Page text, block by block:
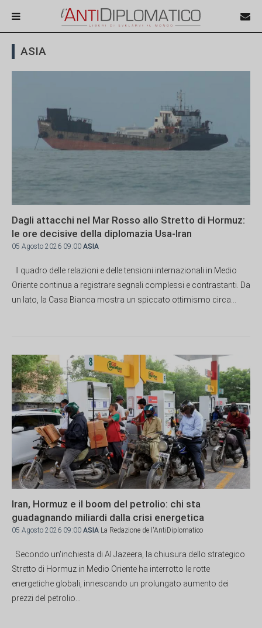
ASIA
Dagli attacchi nel Mar Rosso allo Stretto di Hormuz:
le ore decisive della diplomazia Usa-Iran
05 Agosto 2026 09:00 ASIA
Il quadro delle relazioni e delle tensioni internazionali in Medio
Oriente continua a registrare segnali complessi e contrastanti. Da
un lato, la Casa Bianca mostra un spiccato ottimismo circa...
Iran, Hormuz e il boom del petrolio: chi sta
guadagnando miliardi dalla crisi energetica
05 Agosto 2026 09:00 ASIA La Redazione de l'AntiDiplomatico
Secondo un'inchiesta di Al Jazeera, la chiusura dello strategico
Stretto di Hormuz in Medio Oriente ha interrotto le rotte
energetiche globali, innescando un prolungato aumento dei
prezzi del petrolio...